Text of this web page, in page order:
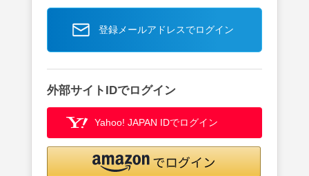
登録メールアドレスでログイン
外部サイトIDでログイン
Yahoo! JAPAN IDでログイン